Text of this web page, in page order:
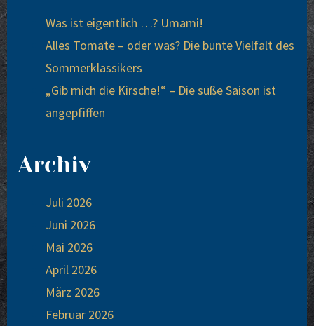
Was ist eigentlich …? Umami!
Alles Tomate – oder was? Die bunte Vielfalt des
Sommerklassikers
„Gib mich die Kirsche!“ – Die süße Saison ist
angepfiffen
Archiv
Juli 2026
Juni 2026
Mai 2026
April 2026
März 2026
Februar 2026